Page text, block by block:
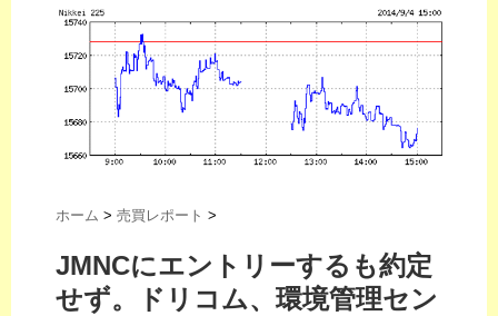
ホーム > 売買レポート >
JMNCにエントリーするも約定
せず。ドリコム、環境管理セン